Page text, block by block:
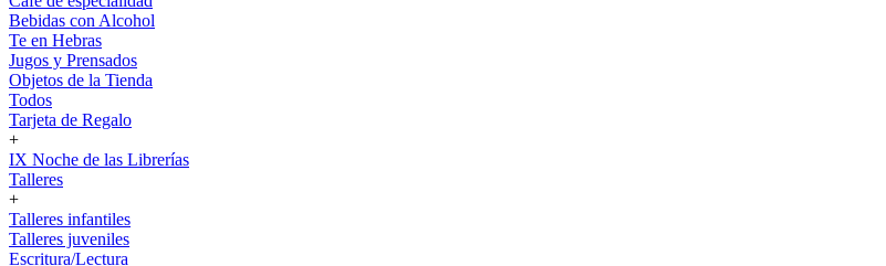
Bebidas con Alcohol
Te en Hebras
Jugos y Prensados
Objetos de la Tienda
Todos
Tarjeta de Regalo
+
IX Noche de las Librerías
Talleres
+
Talleres infantiles
Talleres juveniles
Escritura/Lectura